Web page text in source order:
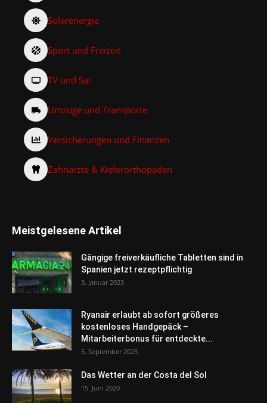
Solarenergie
Sport und Freizeit
TV und Sat
Umzüge und Transporte
Versicherungen und Finanzen
Zahnärzte & Kieferorthopäden
Meistgelesene Artikel
Gängige freiverkäufliche Tabletten sind in
Spanien jetzt rezeptpflichtig
3. Januar 2023
Ryanair erlaubt ab sofort größeres
kostenloses Handgepäck –
Mitarbeiterbonus für entdeckte...
5. September 2025
Das Wetter an der Costa del Sol
15. Juni 2020